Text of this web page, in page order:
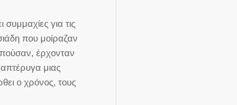
για τις
που μοίραζαν
έρχονταν
μιας
ο χρόνος, τους